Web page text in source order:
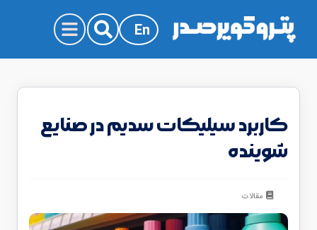
En
کاربرد سیلیکات سدیم در صنایع
شوینده
مقالات